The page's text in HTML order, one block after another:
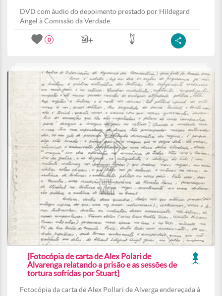
DVD com áudio do depoimento prestado por Hildegard
Angel à Comissão da Verdade.
0
[Fotocópia de carta de Alex Polari de
Alvarenga relatando a prisão e as sessões de
tortura sofridas por Stuart]
Fotocópia da carta de Alex Pollari de Alverga endereçada à